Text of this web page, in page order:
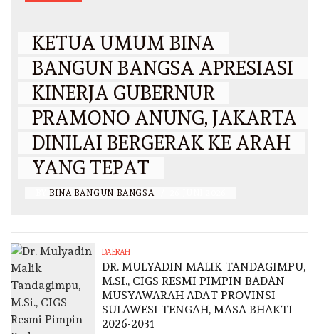
KETUA UMUM BINA
BANGUN BANGSA APRESIASI
KINERJA GUBERNUR
PRAMONO ANUNG, JAKARTA
DINILAI BERGERAK KE ARAH
YANG TEPAT
BINA BANGUN BANGSA
DAERAH
DR. MULYADIN MALIK TANDAGIMPU,
M.SI., CIGS RESMI PIMPIN BADAN
MUSYAWARAH ADAT PROVINSI
SULAWESI TENGAH, MASA BHAKTI
2026-2031